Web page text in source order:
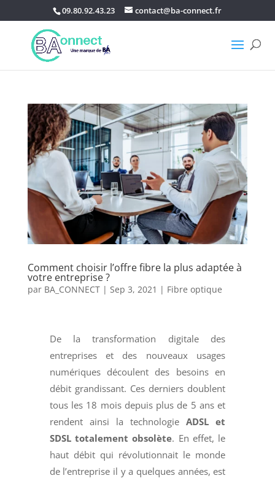
09.80.92.43.23 contact@ba-connect.fr
Comment choisir l’offre fibre la plus adaptée à
votre entreprise ?
par BA_CONNECT| Sep 3, 2021 | Fibre optique
De la transformation digitale des
entreprises et des nouveaux usages
numériques découlent des besoins en
débit grandissant. Ces derniers doublent
tous les 18 mois depuis plus de 5 ans et
rendent ainsi la technologieADSL et
SDSL totalement obsolète. En effet, le
haut débit qui révolutionnait le monde
de l’entreprise il y a quelques années, est